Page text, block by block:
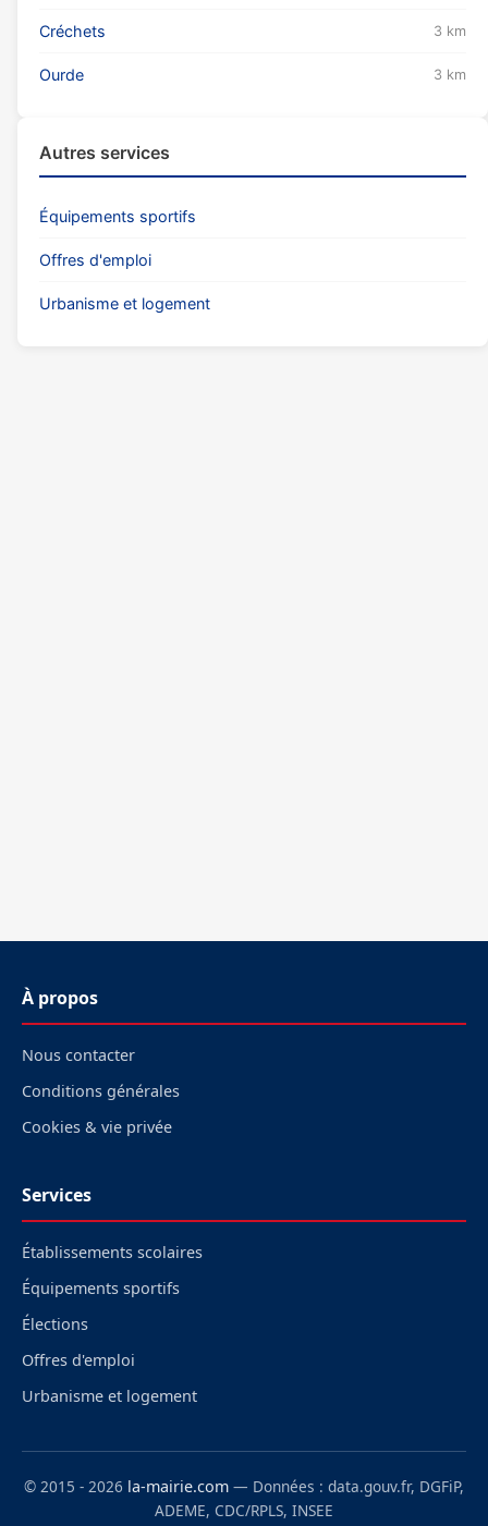
Créchets 3 km
Ourde 3 km
Autres services
Équipements sportifs
Offres d'emploi
Urbanisme et logement
À propos
Nous contacter
Conditions générales
Cookies & vie privée
Services
Établissements scolaires
Équipements sportifs
Élections
Offres d'emploi
Urbanisme et logement
© 2015 - 2026 la-mairie.com — Données : data.gouv.fr, DGFiP,
ADEME, CDC/RPLS, INSEE